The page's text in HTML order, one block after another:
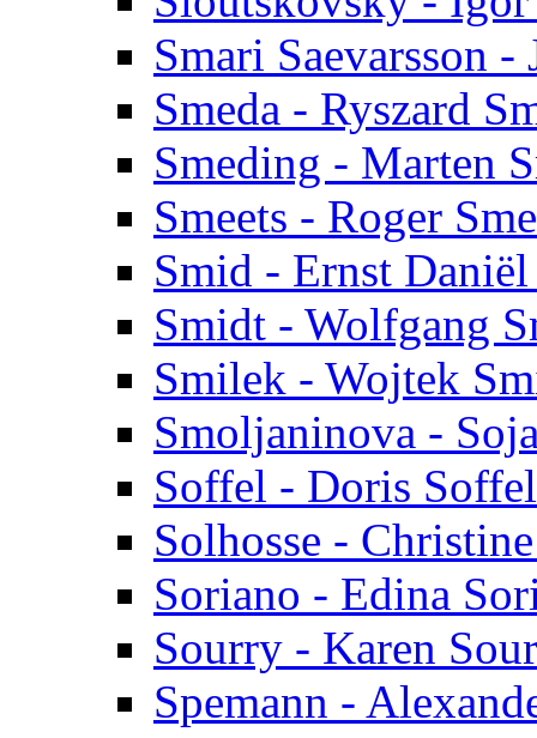
Smari Saevarsson -
Smeda - Ryszard
Smeding - Marten
Smeets - Roger
Smid - Ernst
Smidt - Wolfgang
Smilek - Wojtek
Smoljaninova -
Soffel - Doris Soffel
Solhosse -
Soriano - Edina
Sourry - Karen
Spemann -